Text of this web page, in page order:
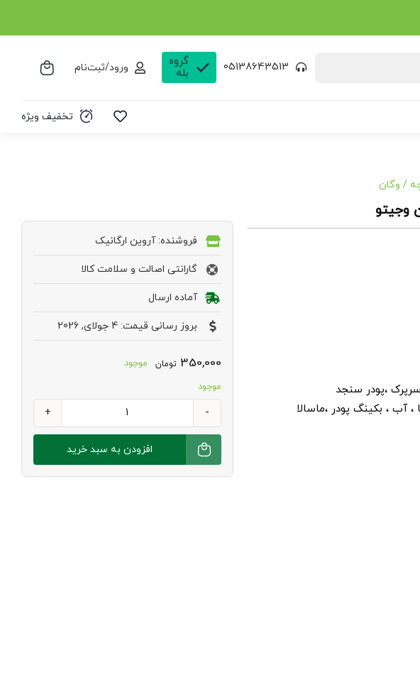
05138643513
گروه
بله
ورود/ثبت‌نام
تخفیف ویژه
/ وگان
،پودر سنجد
آب ، بکینگ پودر ،ماسالا
فروشنده: آروین ارگانیک
گارانتی اصالت و سلامت کالا
آماده ارسال
بروز رسانی قیمت: 4 جولای, 2026
350,000 تومان
موجود
موجود
300
گرمی
افزودن به سبد خرید